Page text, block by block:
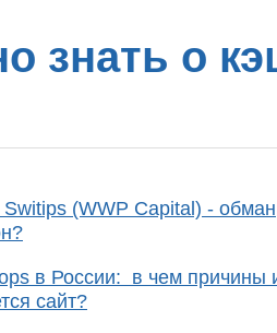
знать о
(WWP Capital) -
в России: в чем причины
сайт?